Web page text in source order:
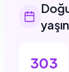
303